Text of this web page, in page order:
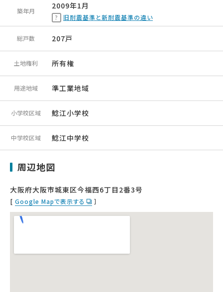
築年月
2009年1月
旧耐震基準と新耐震基準の違い
総戸数 207戸
土地権利 所有権
用途地域 準工業地域
小学校区域 鯰江小学校
中学校区域 鯰江中学校
周辺地図
大阪府大阪市城東区今福西6丁目2番3号
[ Google Mapで表示する ］